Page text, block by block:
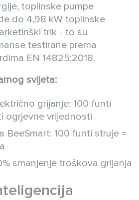
toplinske pumpe
do 4,98 kW toplinske
trik - to su
testirane prema
EN 14825:2018.
svijeta:
grijanje: 100 funti
ogrjevne vrijednosti
BeeSmart: 100 funti struje =
smanjenje troškova grijanja